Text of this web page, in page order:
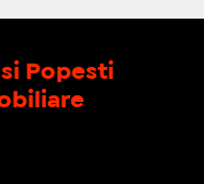
Popesti